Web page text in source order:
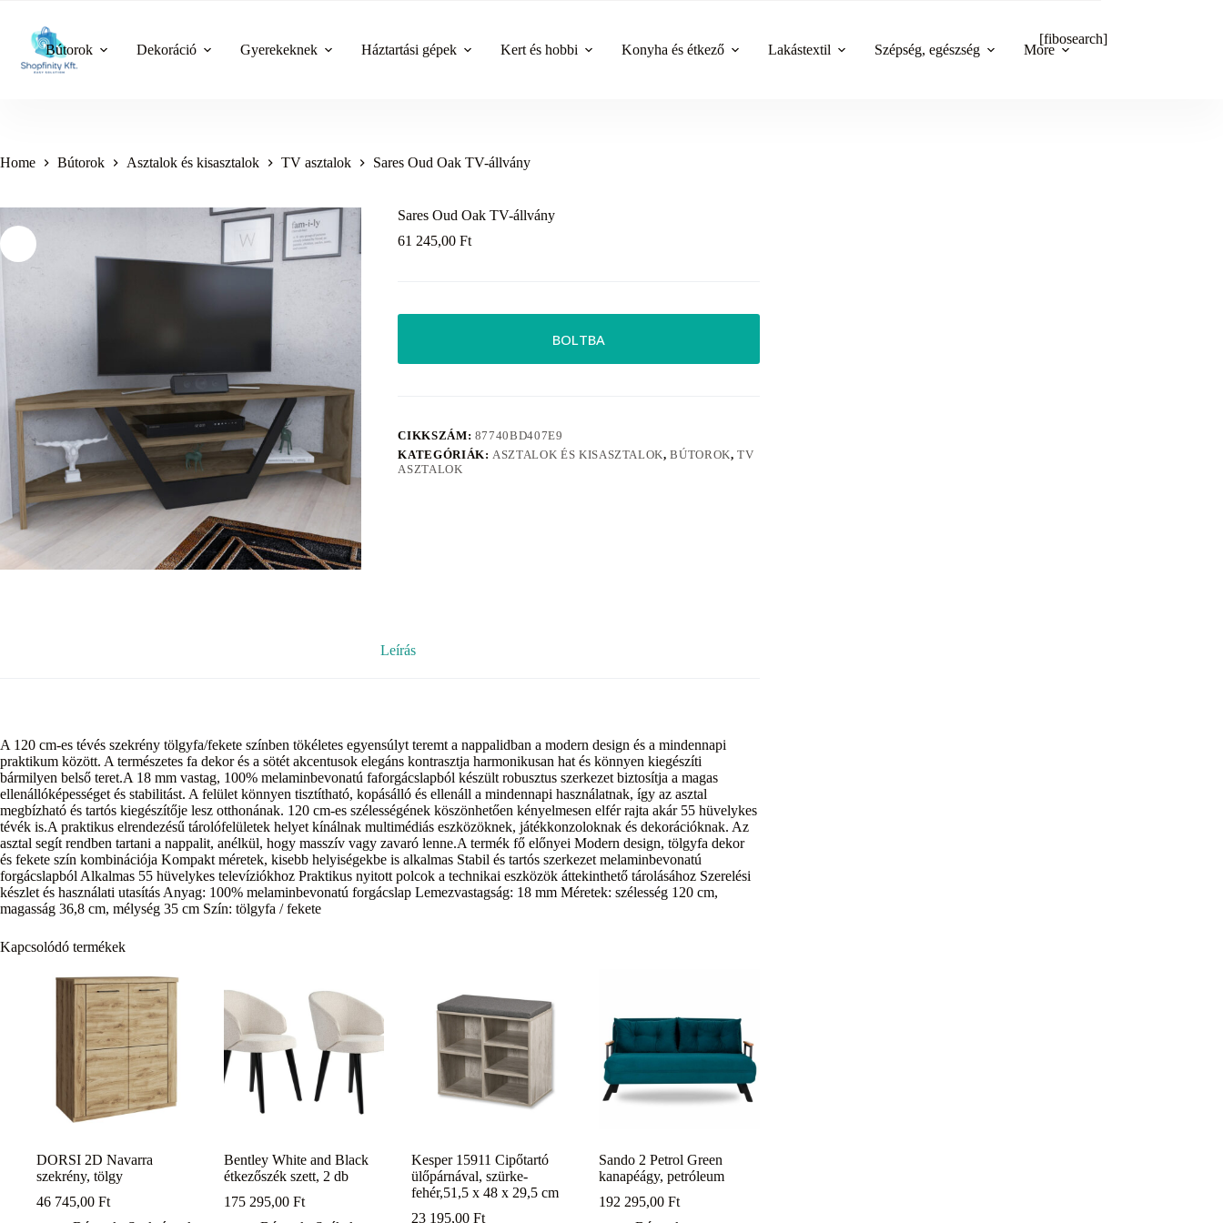
content
Bútorok Dekoráció Gyerekeknek Háztartási gépek Kert és hobbi Konyha és étkező Lakástextil Szépség, egészség More
[fibosearch]
Home Bútorok Asztalok és kisasztalok TV asztalok Sares Oud Oak TV-állvány
Sares Oud Oak TV-állvány
61 245,00Ft
BOLTBA
CIKKSZÁM: 87740BD407E9
KATEGÓRIÁK:ASZTALOK ÉS KISASZTALOK,BÚTOROK,TV
ASZTALOK
Leírás
A 120 cm-es tévés szekrény tölgyfa/fekete színben tökéletes egyensúlyt teremt a nappalidban a modern design és a mindennapi
praktikum között. A természetes fa dekor és a sötét akcentusok elegáns kontrasztja harmonikusan hat és könnyen kiegészíti
bármilyen belső teret.A 18 mm vastag, 100% melaminbevonatú faforgácslapból készült robusztus szerkezet biztosítja a magas
ellenállóképességet és stabilitást. A felület könnyen tisztítható, kopásálló és ellenáll a mindennapi használatnak, így az asztal
megbízható és tartós kiegészítője lesz otthonának. 120 cm-es szélességének köszönhetően kényelmesen elfér rajta akár 55 hüvelykes
tévék is.A praktikus elrendezésű tárolófelületek helyet kínálnak multimédiás eszközöknek, játékkonzoloknak és dekorációknak. Az
asztal segít rendben tartani a nappalit, anélkül, hogy masszív vagy zavaró lenne.A termék fő előnyei Modern design, tölgyfa dekor
és fekete szín kombinációja Kompakt méretek, kisebb helyiségekbe is alkalmas Stabil és tartós szerkezet melaminbevonatú
forgácslapból Alkalmas 55 hüvelykes televíziókhoz Praktikus nyitott polcok a technikai eszközök áttekinthető tárolásához Szerelési
készlet és használati utasítás Anyag: 100% melaminbevonatú forgácslap Lemezvastagság: 18 mm Méretek: szélesség 120 cm,
magasság 36,8 cm, mélység 35 cm Szín: tölgyfa / fekete
Kapcsolódó termékek
DORSI 2D Navarra
szekrény, tölgy
46 745,00 Ft
Bentley White and Black
étkezőszék szett, 2 db
175 295,00Ft
Kesper 15911 Cipőtartó
ülőpárnával, szürke-
fehér,51,5 x 48 x 29,5 cm
23 195,00Ft
Sando 2 Petrol Green
kanapéágy, petróleum
192 295,00Ft